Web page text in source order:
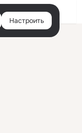
Настроить